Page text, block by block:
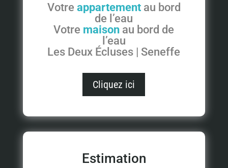
Votre appartementau bord
de l’eau
Votre maison au bord de
l’eau
Les Deux Écluses | Seneffe
Cliquez ici
Estimation